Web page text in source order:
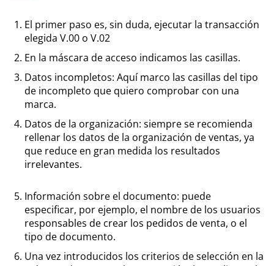
El primer paso es, sin duda, ejecutar la transacción
elegida V.00 o V.02
En la máscara de acceso indicamos las casillas.
Datos incompletos: Aquí marco las casillas del tipo
de incompleto que quiero comprobar con una
marca.
Datos de la organización: siempre se recomienda
rellenar los datos de la organización de ventas, ya
que reduce en gran medida los resultados
irrelevantes.
Información sobre el documento: puede
especificar, por ejemplo, el nombre de los usuarios
responsables de crear los pedidos de venta, o el
tipo de documento.
Una vez introducidos los criterios de selección en la